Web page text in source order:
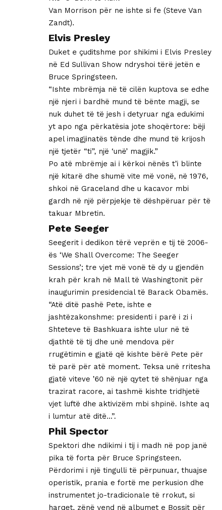
Van Morrison për ne ishte si fe (Steve Van
Zandt).
Elvis Presley
Duket e çuditshme por shikimi i Elvis Presley
në Ed Sullivan Show ndryshoi tërë jetën e
Bruce Springsteen.
“Ishte mbrëmja në të cilën kuptova se edhe
një njeri i bardhë mund të bënte magji, se
nuk duhet të të jesh i detyruar nga edukimi
yt apo nga përkatësia jote shoqërtore: bëji
apel imagjinatës tënde dhe mund të krijosh
një tjetër “ti”, një ‘unë’ magjik.”
Po atë mbrëmje ai i kërkoi nënës t’i blinte
një kitarë dhe shumë vite më vonë, në 1976,
shkoi në Graceland dhe u kacavor mbi
gardh në një përpjekje të dëshpëruar për të
takuar Mbretin.
Pete Seeger
Seegerit i dedikon tërë veprën e tij të 2006-
ës ‘We Shall Overcome: The Seeger
Sessions’; tre vjet më vonë të dy u gjendën
krah për krah në Mall të Washingtonit për
inaugurimin presidencial të Barack Obamës.
“Atë ditë pashë Pete, ishte e
jashtëzakonshme: presidenti i parë i zi i
Shteteve të Bashkuara ishte ulur në të
djathtë të tij dhe unë mendova për
rrugëtimin e gjatë që kishte bërë Pete për
të parë për atë moment. Teksa unë rritesha
gjatë viteve ’60 në një qytet të shënjuar nga
trazirat racore, ai tashmë kishte tridhjetë
vjet luftë dhe aktivizëm mbi shpinë. Ishte aq
i lumtur atë ditë…”.
Phil Spector
Spektori dhe ndikimi i tij i madh në pop janë
pika të forta për Bruce Springsteen.
Përdorimi i një tingulli të përpunuar, thuajse
operistik, prania e fortë me perkusion dhe
instrumentet jo-tradicionale të rrokut, si
harqet, zënë vend në albumet e Bossit për